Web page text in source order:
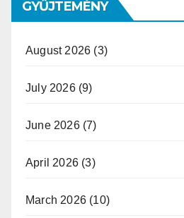
GYŰJTEMÉNY
August 2026 (3)
July 2026(9)
June 2026(7)
April 2026 (3)
March 2026 (10)